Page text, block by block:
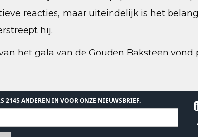
reacties, maar uiteindelijk is het
hij.
het gala van de Gouden Baksteen vond
2145 ANDEREN IN VOOR ONZE NIEUWSBRIEF.